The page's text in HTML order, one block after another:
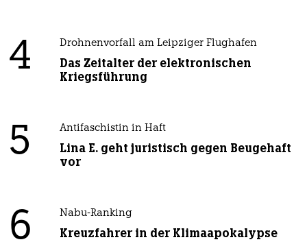
4 Drohnenvorfall am Leipziger Flughafen
Das Zeitalter der elektronischen
Kriegsführung
5 Antifaschistin in Haft
Lina E. geht juristisch gegen Beugehaft
vor
6 Nabu-Ranking
Kreuzfahrer in der Klimaapokalypse